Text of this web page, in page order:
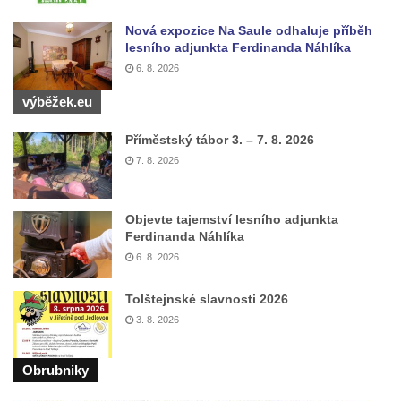
Křížová cesta Římov – VII. kaple – Políbení
Jidášovo
Křížová cesta Římov – VI. kaple – Olivetská
hora (Getsemanská zahrada)
duše
Křížová cesta Římov – IV. kaple – Pustá ves
brána
Křížová cesta Římov – II. kaple – Poslední
večeře Páně
Křížová cesta Římov – I. kaple – Loučení
Ježíše s Pannou Marií
Márnice na hřbitově v Římově
Kaple v Horním Třeboníně
Nová expozice Na Saule odhaluje příběh
lesního adjunkta Ferdinanda Náhlíka
6. 8. 2026
výběžek.eu
Příměstský tábor 3. – 7. 8. 2026
7. 8. 2026
Objevte tajemství lesního adjunkta
Ferdinanda Náhlíka
6. 8. 2026
Tolštejnské slavnosti 2026
3. 8. 2026
Obrubniky